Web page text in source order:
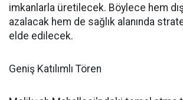
imkanlarla üretilecek. Böylece hem
azalacak hem de sağlık alanında
elde edilecek.
Geniş Katılımlı Tören